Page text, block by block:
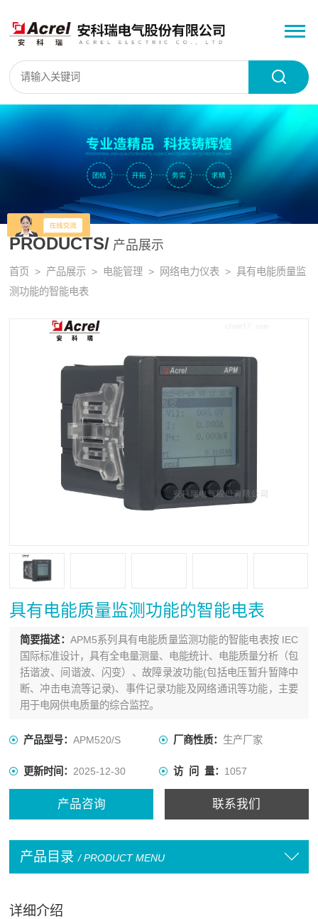
PRODUCTS/ 产品展示
首页 > 产品展示 > 电能管理 > 网络电力仪表 > 具有电能质量监
测功能的智能电表
具有电能质量监测功能的智能电表
简要描述： APM5系列具有电能质量监测功能的智能电表按 IEC
国际标准设计，具有全电量测量、电能统计、电能质量分析（包
括谐波、间谐波、闪变）、故障录波功能(包括电压暂升暂降中
断、冲击电流等记录)、事件记录功能及网络通讯等功能，主要
用于电网供电质量的综合监控。
产品型号：APM520/S 厂商性质： 生产厂家
更新时间：2025-12-30 访 问 量： 1057
产品咨询 联系我们
产品目录 / PRODUCT MENU
详细介绍